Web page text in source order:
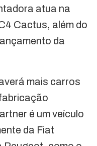
atua na
Cactus, além do
da
mais carros
é um veículo
da Fiat